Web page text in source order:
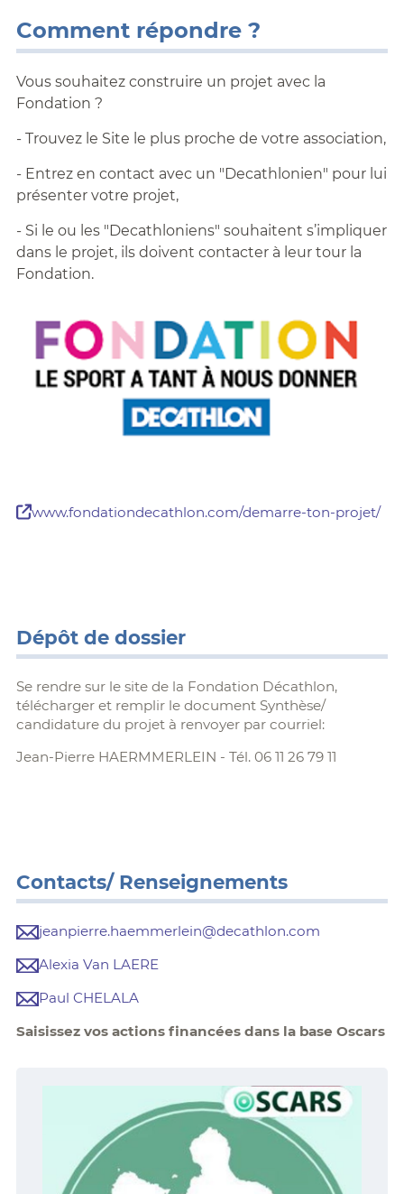
Comment répondre ?
Vous souhaitez construire un projet avec la
Fondation ?
- Trouvez le Site le plus proche de votre association,
- Entrez en contact avec un "Decathlonien" pour lui
présenter votre projet,
- Si le ou les "Decathloniens" souhaitent s’impliquer
dans le projet, ils doivent contacter à leur tour la
Fondation.
www.fondationdecathlon.com/demarre-ton-projet/
Dépôt de dossier
Se rendre sur le site de la Fondation Décathlon,
télécharger et remplir le document Synthèse/
candidature du projet à renvoyer par courriel:
Jean-Pierre HAERMMERLEIN - Tél. 06 11 26 79 11
Contacts/ Renseignements
jeanpierre.haemmerlein@decathlon.com
Alexia Van LAERE
Paul CHELALA
Saisissez vos actions financées dans la base Oscars